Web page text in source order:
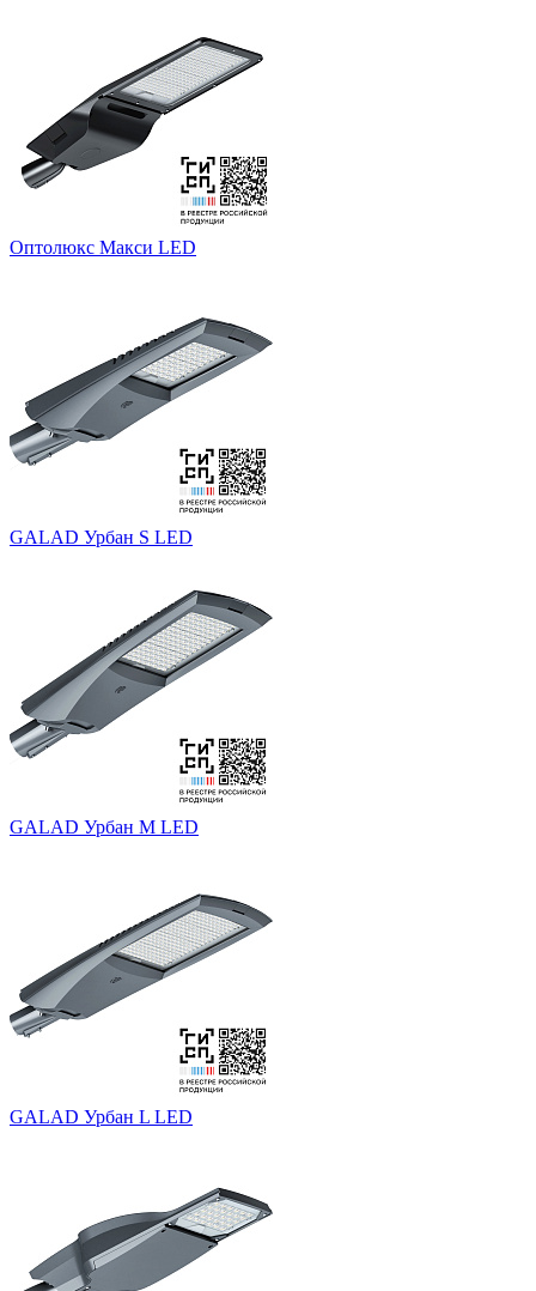
Оптолюкс Макси LED
GALAD Урбан S LED
GALAD Урбан M LED
GALAD Урбан L LED